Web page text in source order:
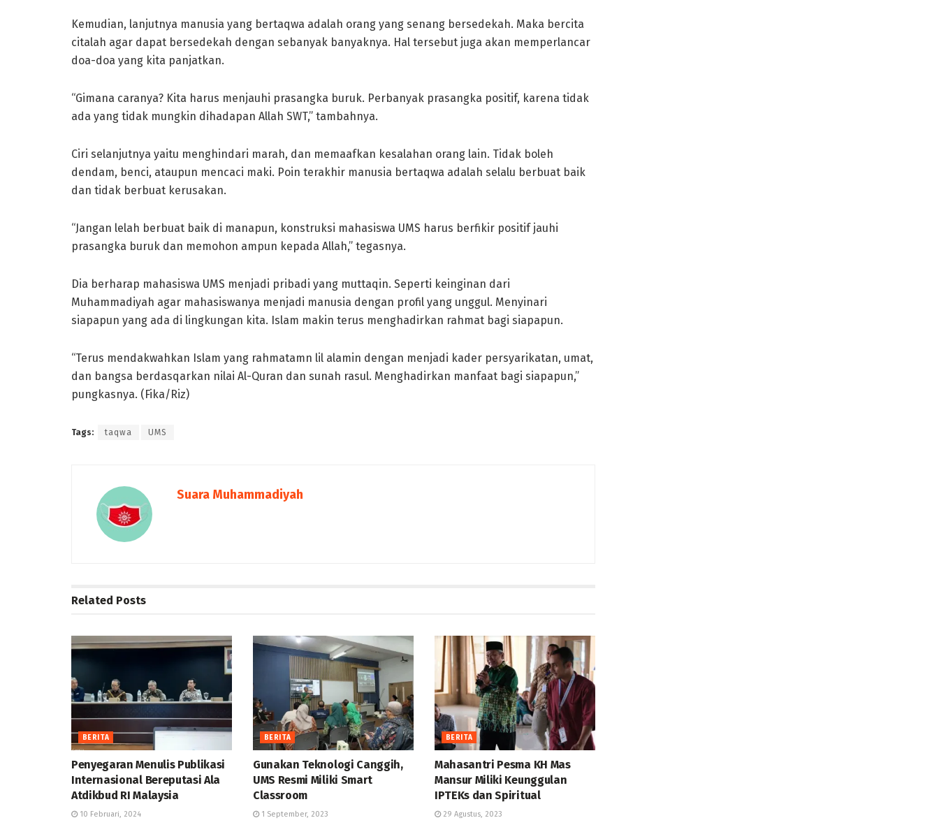
Kemudian, lanjutnya manusia yang bertaqwa adalah orang yang senang bersedekah. Maka bercita
citalah agar dapat bersedekah dengan sebanyak banyaknya. Hal tersebut juga akan memperlancar
doa-doa yang kita panjatkan.
“Gimana caranya? Kita harus menjauhi prasangka buruk. Perbanyak prasangka positif, karena tidak
ada yang tidak mungkin dihadapan Allah SWT,” tambahnya.
Ciri selanjutnya yaitu menghindari marah, dan memaafkan kesalahan orang lain. Tidak boleh
dendam, benci, ataupun mencaci maki. Poin terakhir manusia bertaqwa adalah selalu berbuat baik
dan tidak berbuat kerusakan.
“Jangan lelah berbuat baik di manapun, konstruksi mahasiswa UMS harus berfikir positif jauhi
prasangka buruk dan memohon ampun kepada Allah,” tegasnya.
Dia berharap mahasiswa UMS menjadi pribadi yang muttaqin. Seperti keinginan dari
Muhammadiyah agar mahasiswanya menjadi manusia dengan profil yang unggul. Menyinari
siapapun yang ada di lingkungan kita. Islam makin terus menghadirkan rahmat bagi siapapun.
“Terus mendakwahkan Islam yang rahmatamn lil alamin dengan menjadi kader persyarikatan, umat,
dan bangsa berdasqarkan nilai Al-Quran dan sunah rasul. Menghadirkan manfaat bagi siapapun,”
pungkasnya. (Fika/Riz)
Tags: taqwa UMS
Suara Muhammadiyah
Related Posts
BERITA
Penyegaran Menulis Publikasi
Internasional Bereputasi Ala
Atdikbud RI Malaysia
10 Februari, 2024
BERITA
Gunakan Teknologi Canggih,
UMS Resmi Miliki Smart
Classroom
1 September, 2023
BERITA
Mahasantri Pesma KH Mas
Mansur Miliki Keunggulan
IPTEKs dan Spiritual
29 Agustus, 2023